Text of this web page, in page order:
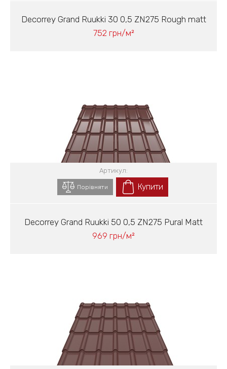
Decorrey Grand Ruukki 30 0,5 ZN275 Rough matt
752 грн/м²
Decorrey Grand Ruukki 50 0,5 ZN275 Pural Matt
969 грн/м²
Артикул:
Порівняти Купити